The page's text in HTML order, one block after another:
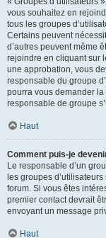
vous souhaitez en
tous les groupes
Certains peuvent
d’autres peuvent même
rejoindre en cliquant sur
une approbation, vous
responsable du groupe
pourra vous demander
responsable de groupe
Haut
Comment puis-je
Le responsable d’un
les groupes
forum. Si vous êtes
premier contact devrait
envoyant un message
Haut